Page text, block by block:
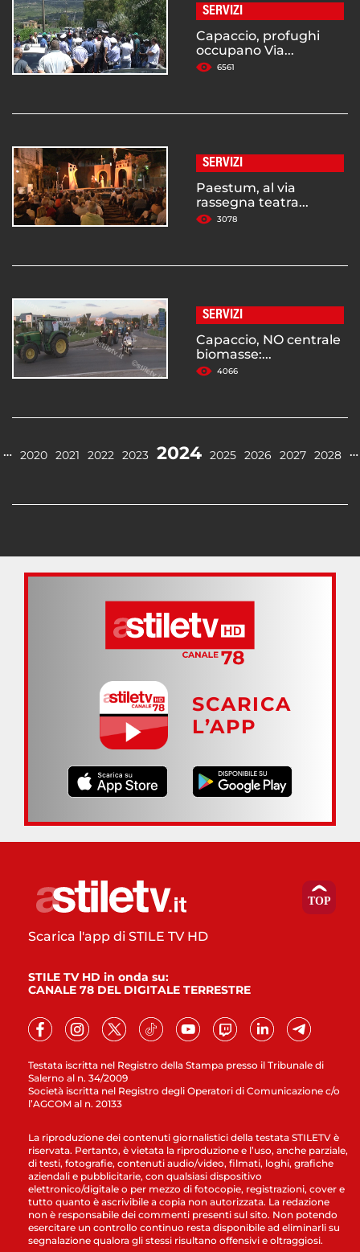
SERVIZI
Capaccio, profughi
occupano Via...
6561
SERVIZI
Paestum, al via
rassegna teatra...
3078
SERVIZI
Capaccio, NO centrale
biomasse:...
4066
… 2020 2021 2022 2023 2024 2025 2026 2027 2028 …
SCARICA
L’APP
Testata iscritta nel Registro della Stampa presso il Tribunale di
Salerno al n. 34/2009
Società iscritta nel Registro degli Operatori di Comunicazione c/o
l’AGCOM al n. 20133
Scarica l'app di STILE TV HD
STILE TV HD in onda su:
CANALE 78 DEL DIGITALE TERRESTRE
La riproduzione dei contenuti giornalistici della testata STILETV è
riservata. Pertanto, è vietata la riproduzione e l’uso, anche parziale,
di testi, fotografie, contenuti audio/video, filmati, loghi, grafiche
aziendali e pubblicitarie, con qualsiasi dispositivo
elettronico/digitale o per mezzo di fotocopie, registrazioni, cover e
tutto quanto è ascrivibile a copia non autorizzata. La redazione
non è responsabile dei commenti presenti sul sito. Non potendo
esercitare un controllo continuo resta disponibile ad eliminarli su
segnalazione qualora gli stessi risultano offensivi e oltraggiosi.